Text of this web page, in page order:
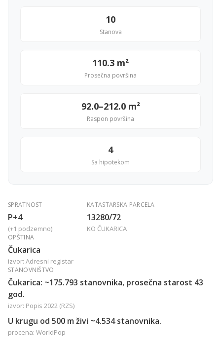
10
Stanova
110.3 m²
Prosečna površina
92.0–212.0 m²
Raspon površina
4
Sa hipotekom
SPRATNOST
P+4
(+1 podzemno)
KATASTARSKA PARCELA
13280/72
KO ČUKARICA
OPŠTINA
Čukarica
izvor: Adresni registar
STANOVNIŠTVO
Čukarica: ~175.793 stanovnika, prosečna starost 43
god.
izvor: Popis 2022 (RZS)
U krugu od 500 m živi ~4.534 stanovnika.
procena: WorldPop